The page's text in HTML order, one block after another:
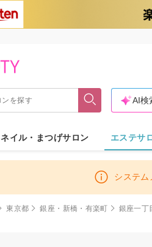
AI検
ネイル・まつげサロン エステサ
システ
東京都 銀座・新橋・有楽町 銀座一丁